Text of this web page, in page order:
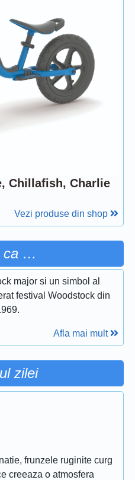
Chillafish, Charlie
Vezi produse din shop
ca …
major si un simbol al
festival Woodstock din
Afla mai mult
zilei
frunzele ruginite curg
creeaza o atmosfera